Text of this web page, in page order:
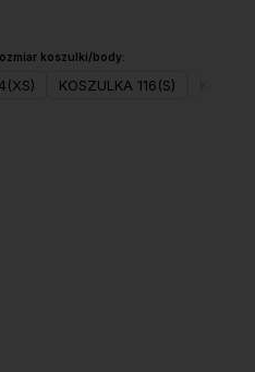
140(L) KOSZULKA
koszulki/body:
KOSZULKA 116(S)